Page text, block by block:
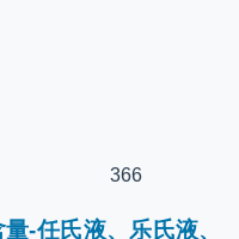
366
-任氏液、乐氏液、